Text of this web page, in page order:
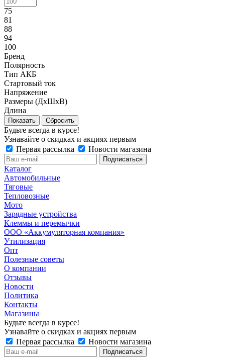
75
81
88
94
100
Бренд
Полярность
Тип АКБ
Стартовый ток
Напряжение
Размеры (ДxШxВ)
Длина
Сбросить
Будьте всегда в курсе!
Узнавайте о скидках и акциях первым
Первая рассылка
Новости магазина
Каталог
Автомобильные
Тяговые
Тепловозные
Мото
Зарядные устройства
Клеммы и перемычки
ООО «Аккумуляторная компания»
Утилизация
Опт
Полезные советы
О компании
Отзывы
Новости
Политика
Контакты
Магазины
Будьте всегда в курсе!
Узнавайте о скидках и акциях первым
Первая рассылка
Новости магазина